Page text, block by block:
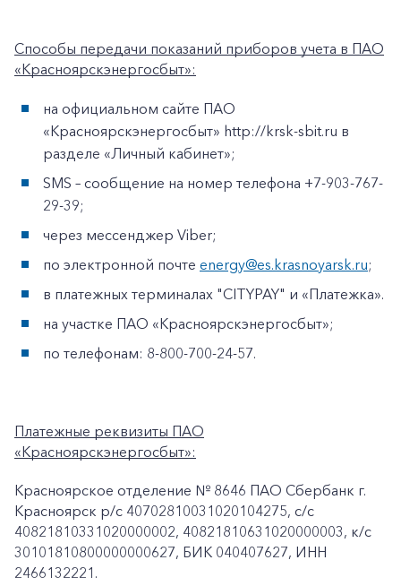
Способы передачи показаний приборов учета в ПАО
«Красноярскэнергосбыт»:
на официальном сайте ПАО
«Красноярскэнергосбыт» http://krsk-sbit.ru в
разделе «Личный кабинет»;
SMS – сообщение на номер телефона +7-903-767-
29-39;
через мессенджер Viber;
по электронной почте energy@es.krasnoyarsk.ru;
в платежных терминалах "CITYPAY" и «Платежка».
на участке ПАО «Красноярскэнергосбыт»;
по телефонам: 8-800-700-24-57.
Платежные реквизиты ПАО
«Красноярскэнергосбыт»:
Красноярское отделение № 8646 ПАО Сбербанк г.
Красноярск p/c 40702810031020104275, с/с
40821810331020000002, 40821810631020000003, к/c
30101810800000000627, БИК 040407627, ИНН
2466132221.